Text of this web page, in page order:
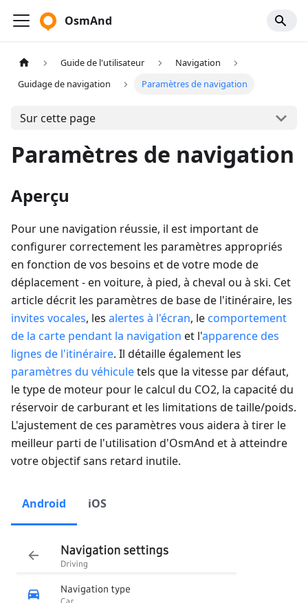
OsmAnd
Guide de l'utilisateur
Navigation
Guidage de navigation
Paramètres de navigation
Sur cette page
Paramètres de navigation
Aperçu
Pour une navigation réussie, il est important de
configurer correctement les paramètres appropriés
en fonction de vos besoins et de votre mode de
déplacement - en voiture, à pied, à cheval ou à ski. Cet
article décrit les paramètres de base de l'itinéraire, les
invites vocales, les alertes à l'écran, le comportement
de la carte pendant la navigation et l'apparence des
lignes de l'itinéraire. Il détaille également les
paramètres du véhiculetels que la vitesse par défaut,
le type de moteur pour le calcul du CO2, la capacité du
réservoir de carburant et les limitations de taille/poids.
L'ajustement de ces paramètres vous aidera à tirer le
meilleur parti de l'utilisation d'OsmAnd et à atteindre
votre objectif sans retard inutile.
Android iOS